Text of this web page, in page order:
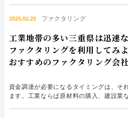
徐々に景気は回復傾向にありますが、ま
2025.02.20 ファクタリング
工業地帯の多い三重県は迅速
ファクタリングを利用してみ
おすすめのファクタリング会
資金調達が必要になるタイミングは、そ
ます。工業ならば原材料の購入、建設業